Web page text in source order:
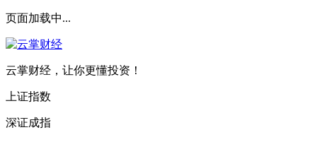
页面加载中...
云掌财经，让你更懂投资！
上证指数
深证成指